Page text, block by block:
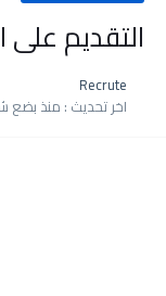
التقديم
Recrute
اخر تحديث : منذ بضع